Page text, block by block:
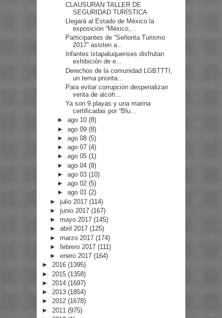
CLAUSURAN TALLER DE
SEGURIDAD TURÍSTICA
Llegará al Estado de México la
exposición “México,...
Participantes de “Señorita Turismo
2017” asisten a...
Infantes ixtapaluquenses disfrutan
exhibición de e...
Derechos de la comunidad LGBTTTI,
un tema priorita...
Para evitar corrupción despenalizan
venta de alcoh...
Ya son 9 playas y una marina
certificadas por “Blu...
►ago 10(8)
►ago 09(8)
►ago 08(5)
►ago 07(4)
►ago 05(1)
►ago 04(9)
►ago 03(10)
►ago 02(5)
►ago 01(2)
► julio 2017 (114)
► junio 2017 (167)
► mayo 2017 (145)
► abril 2017 (125)
► marzo 2017 (174)
► febrero 2017 (111)
► enero 2017 (164)
► 2016 (1395)
► 2015 (1358)
► 2014 (1697)
► 2013 (1854)
► 2012 (1678)
► 2011 (975)